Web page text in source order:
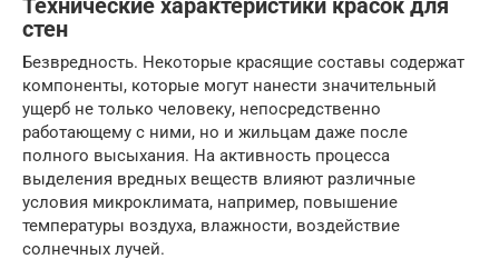
Технические характеристики красок для
стен
Безвредность. Некоторые красящие составы содержат
компоненты, которые могут нанести значительный
ущерб не только человеку, непосредственно
работающему с ними, но и жильцам даже после
полного высыхания. На активность процесса
выделения вредных веществ влияют различные
условия микроклимата, например, повышение
температуры воздуха, влажности, воздействие
солнечных лучей.